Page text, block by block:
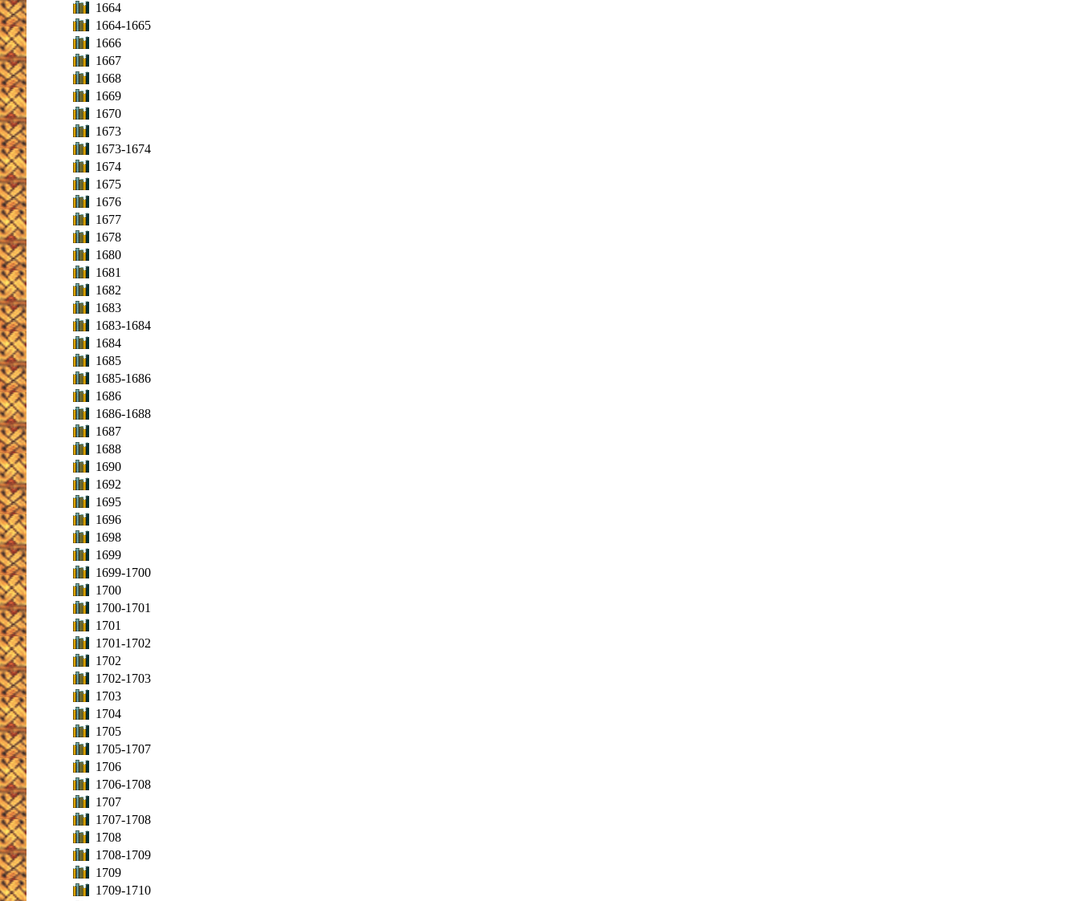
1664
1664-1665
1666
1667
1668
1669
1670
1673
1673-1674
1674
1675
1676
1677
1678
1680
1681
1682
1683
1683-1684
1684
1685
1685-1686
1686
1686-1688
1687
1688
1690
1692
1695
1696
1698
1699
1699-1700
1700
1700-1701
1701
1701-1702
1702
1702-1703
1703
1704
1705
1705-1707
1706
1706-1708
1707
1707-1708
1708
1708-1709
1709
1709-1710